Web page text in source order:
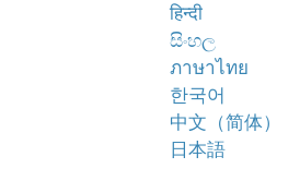
हिन्दी
සිංහල
ภาษาไทย
한국어
中文（简体）
日本語